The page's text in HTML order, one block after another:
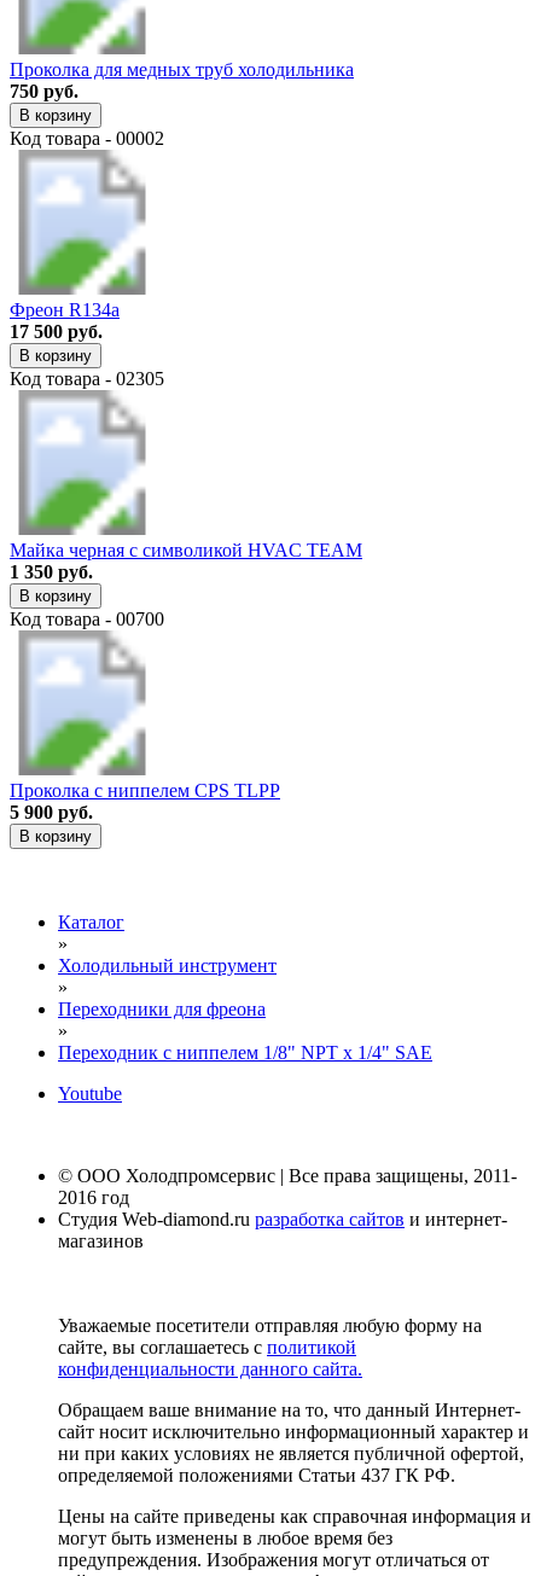
Проколка для медных труб холодильника
750 руб.
В корзину
Код товара - 00002
Фреон R134a
17 500 руб.
В корзину
Код товара - 02305
Майка черная с символикой HVAC TEAM
1 350 руб.
В корзину
Код товара - 00700
Проколка с ниппелем CPS TLPP
5 900 руб.
В корзину
Каталог
»
Холодильный инструмент
»
Переходники для фреона
»
Переходник c ниппелем 1/8" NPT х 1/4" SAE
Youtube
© ООО Холодпромсервис | Все права защищены, 2011-
2016 год
Студия Web-diamond.ru разработка сайтов и интернет-
магазинов
Уважаемые посетители отправляя любую форму на
сайте, вы соглашаетесь с политикой
конфиденциальности данного сайта.
Обращаем ваше внимание на то, что данный Интернет-
сайт носит исключительно информационный характер и
ни при каких условиях не является публичной офертой,
определяемой положениями Статьи 437 ГК РФ.
Цены на сайте приведены как справочная информация и
могут быть изменены в любое время без
предупреждения. Изображения могут отличаться от